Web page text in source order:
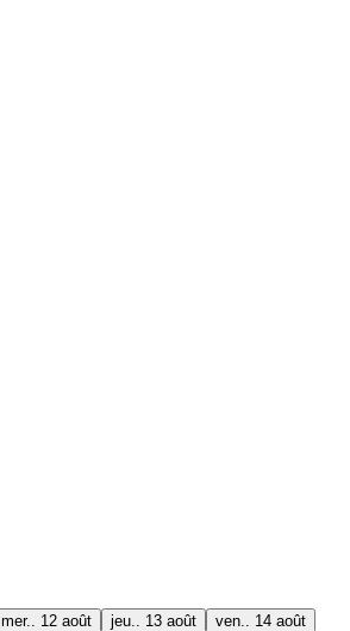
mer.. 12 août jeu.. 13 août ven.. 14 août